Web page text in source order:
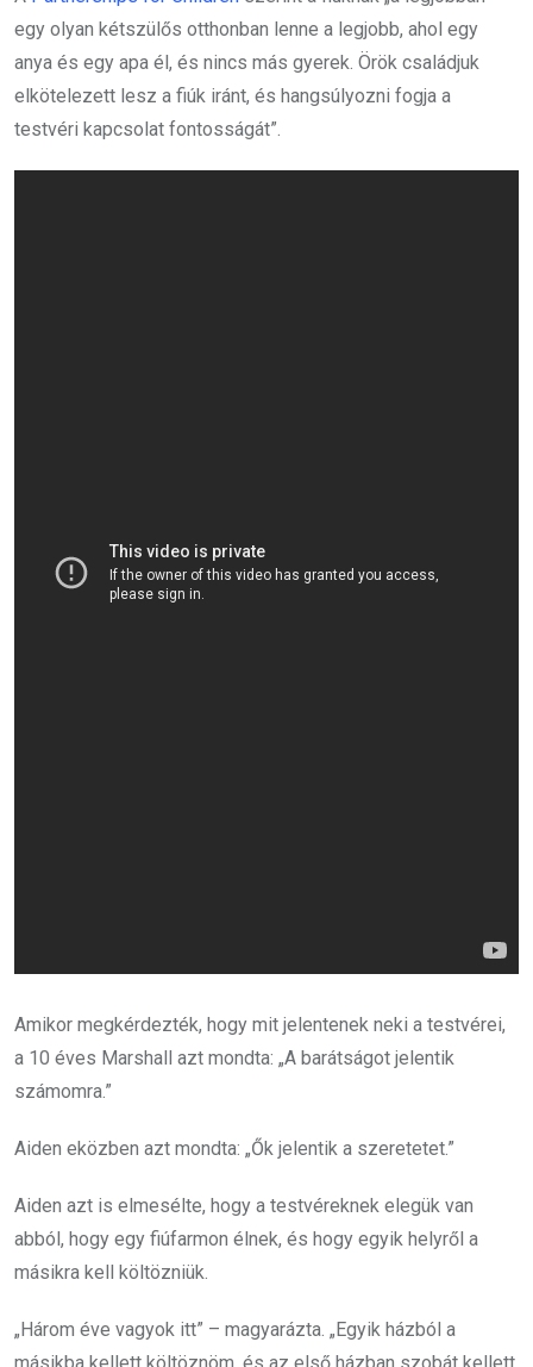
egy olyan kétszülős otthonban lenne a legjobb, ahol egy
anya és egy apa él, és nincs más gyerek. Örök családjuk
elkötelezett lesz a fiúk iránt, és hangsúlyozni fogja a
testvéri kapcsolat fontosságát”.
Amikor megkérdezték, hogy mit jelentenek neki a testvérei,
a 10 éves Marshall azt mondta: „A barátságot jelentik
számomra.”
Aiden eközben azt mondta: „Ők jelentik a szeretetet.”
Aiden azt is elmesélte, hogy a testvéreknek elegük van
abból, hogy egy fiúfarmon élnek, és hogy egyik helyről a
másikra kell költözniük.
„Három éve vagyok itt” – magyarázta. „Egyik házból a